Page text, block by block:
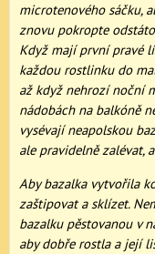
microtenového sáčku,
znovu pokropte
Když mají první pravé
každou rostlinku do
až když nehrozí noční
nádobách na balkóně
vysévají neapolskou
ale pravidelně zalévat,
Aby bazalka vytvořila
zaštipovat a sklízet.
bazalku pěstovanou v
aby dobře rostla a její